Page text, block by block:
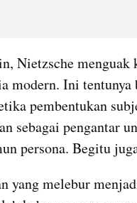
modern. Ini
pembentukan
sebagai pengantar
persona. Begitu